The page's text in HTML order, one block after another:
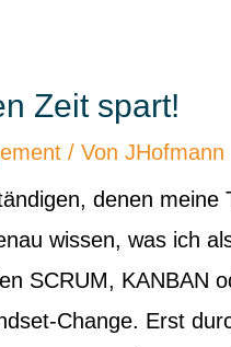
Zeit spart!
/ VonJHofmann
denen meine
wissen, was ich
SCRUM, KANBAN
Change. Erst